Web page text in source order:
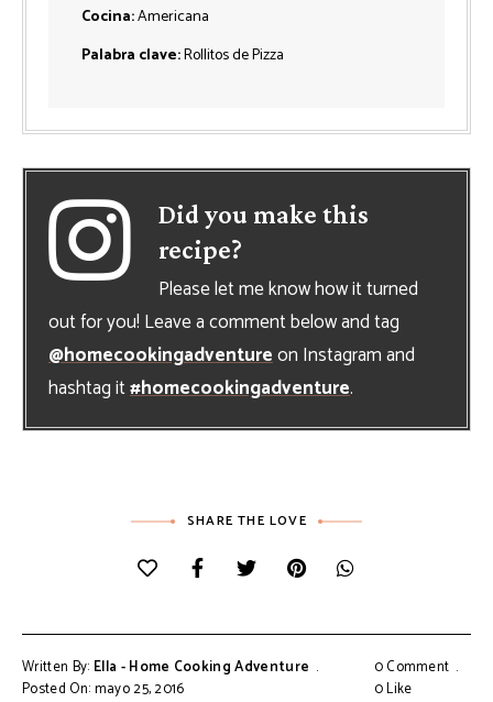
Cocina:Americana
Palabra clave:Rollitos de Pizza
Did you make this
recipe?
Please let me know how it turned
out for you! Leave a comment below and tag
@homecookingadventureon Instagram and
hashtag it#homecookingadventure.
SHARE THE LOVE
Written By: Ella - Home Cooking Adventure
Posted On: mayo 25, 2016
0 Comment
0Like